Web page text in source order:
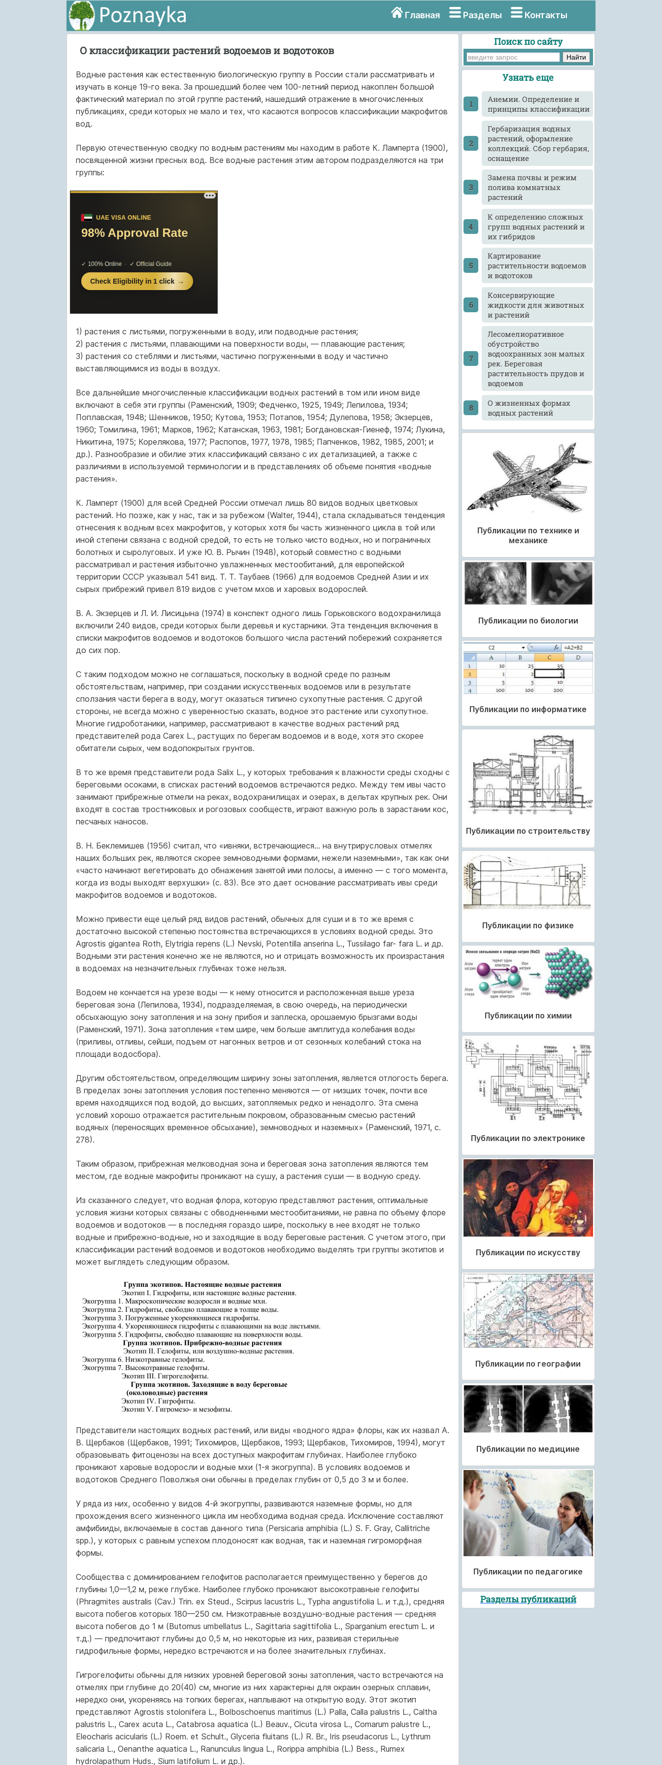
Главная Разделы Контакты
О классификации растений водоемов и водотоков
Водные растения как естественную биологическую группу в России стали рассматривать и
изучать в конце 19-го века. За прошедший более чем 100-летний период накоплен большой
фактический материал по этой группе растений, нашедший отражение в многочисленных
публикациях, среди которых не мало и тех, что касаются вопросов классификации макрофитов
вод.
Первую отечественную сводку по водным растениям мы находим в работе К. Ламперта (1900),
посвященной жизни пресных вод. Все водные растения этим автором подразделяются на три
группы:
1) растения с листьями, погруженными в воду, или подводные растения;
2) растения с листьями, плавающими на поверхности воды, — плавающие растения;
3) растения со стеблями и листьями, частично погруженными в воду и частично
выставляющимися из воды в воздух.
Все дальнейшие многочисленные классификации водных растений в том или ином виде
включают в себя эти группы (Раменский, 1909; Федченко, 1925, 1949; Лепилова, 1934;
Поплавская, 1948; Шенников, 1950; Кутова, 1953; Потапов, 1954; Дулепова, 1958; Экзерцев,
1960; Томилина, 1961; Марков, 1962; Катанская, 1963, 1981; Богдановская-Гиенеф, 1974; Лукина,
Никитина, 1975; Корелякова, 1977; Распопов, 1977, 1978, 1985; Папченков, 1982, 1985, 2001; и
др.). Разнообразие и обилие этих классификаций связано с их детализацией, а также с
различиями в используемой терминологии и в представлениях об объеме понятия «водные
растения».
К. Ламперт (1900) для всей Средней России отмечал лишь 80 видов водных цветковых
растений. Но позже, как у нас, так и за рубежом (Walter, 1944), стала складываться тенденция
отнесения к водным всех макрофитов, у которых хотя бы часть жизненного цикла в той или
иной степени связана с водной средой, то есть не только чисто водных, но и пограничных
болотных и сыролуговых. И уже Ю. В. Рычин (1948), который совместно с водными
рассматривал и растения избыточно увлажненных местообитаний, для европейской
территории СССР указывал 541 вид. Т. Т. Таубаев (1966) для водоемов Средней Азии и их
сырых прибрежий привел 819 видов с учетом мхов и харовых водорослей.
В. А. Экзерцев и Л. И. Лисицына (1974) в конспект одного лишь Горьковского водохранилища
включили 240 видов, среди которых были деревья и кустарники. Эта тенденция включения в
списки макрофитов водоемов и водотоков большого числа растений побережий сохраняется
до сих пор.
С таким подходом можно не соглашаться, поскольку в водной среде по разным
обстоятельствам, например, при создании искусственных водоемов или в результате
сползания части берега в воду, могут оказаться типично сухопутные растения. С другой
стороны, не всегда можно с уверенностью сказать, водное это растение или сухопутное.
Многие гидроботаники, например, рассматривают в качестве водных растений ряд
представителей рода Carex L., растущих по берегам водоемов и в воде, хотя это скорее
обитатели сырых, чем водопокрытых грунтов.
В то же время представители рода Salix L., у которых требования к влажности среды сходны с
береговыми осоками, в списках растений водоемов встречаются редко. Между тем ивы часто
занимают прибрежные отмели на реках, водохранилищах и озерах, в дельтах крупных рек. Они
входят в состав тростниковых и рогозовых сообществ, играют важную роль в зарастании кос,
песчаных наносов.
В. Н. Беклемишев (1956) считал, что «ивняки, встречающиеся... на внутрирусловых отмелях
наших больших рек, являются скорее земноводными формами, нежели наземными», так как они
«часто начинают вегетировать до обнажения занятой ими полосы, а именно — с того момента,
когда из воды выходят верхушки» (с. 83). Все это дает основание рассматривать ивы среди
макрофитов водоемов и водотоков.
Можно привести еще целый ряд видов растений, обычных для суши и в то же время с
достаточно высокой степенью постоянства встречающихся в условиях водной среды. Это
Agrostis gigantea Roth, Elytrigia repens (L.) Nevski, Potentilla anserina L., Tussilago far- fara L. и др.
Водными эти растения конечно же не являются, но и отрицать возможность их произрастания
в водоемах на незначительных глубинах тоже нельзя.
Водоем не кончается на урезе воды — к нему относится и расположенная выше уреза
береговая зона (Лепилова, 1934), подразделяемая, в свою очередь, на периодически
обсыхающую зону затопления и на зону прибоя и заплеска, орошаемую брызгами воды
(Раменский, 1971). Зона затопления «тем шире, чем больше амплитуда колебания воды
(приливы, отливы, сейши, подъем от нагонных ветров и от сезонных колебаний стока на
площади водосбора).
Другим обстоятельством, определяющим ширину зоны затопления, является отлогость берега.
В пределах зоны затопления условия постепенно меняются — от низших точек, почти все
время находящихся под водой, до высших, затопляемых редко и ненадолго. Эта смена
условий хорошо отражается растительным покровом, образованным смесью растений
водяных (переносящих временное обсыхание), земноводных и наземных» (Раменский, 1971, с.
278).
Таким образом, прибрежная мелководная зона и береговая зона затопления являются тем
местом, где водные макрофиты проникают на сушу, а растения суши — в водную среду.
Из сказанного следует, что водная флора, которую представляют растения, оптимальные
условия жизни которых связаны с обводненными местообитаниями, не равна по объему флоре
водоемов и водотоков — в последняя гораздо шире, поскольку в нее входят не только
водные и прибрежно-водные, но и заходящие в воду береговые растения. С учетом этого, при
классификации растений водоемов и водотоков необходимо выделять три группы экотипов и
может выглядеть следующим образом.
Представители настоящих водных растений, или виды «водного ядра» флоры, как их назвал А.
В. Щербаков (Щербаков, 1991; Тихомиров, Щербаков, 1993; Щербаков, Тихомиров, 1994), могут
образовывать фитоценозы на всех доступных макрофитам глубинах. Наиболее глубоко
проникают харовые водоросли и водные мхи (1-я экогруппа). В условиях водоемов и
водотоков Среднего Поволжья они обычны в пределах глубин от 0,5 до 3 м и более.
У ряда из них, особенно у видов 4-й экогруппы, развиваются наземные формы, но для
прохождения всего жизненного цикла им необходима водная среда. Исключение составляют
амфибииды, включаемые в состав данного типа (Persicaria amphibia (L.) S. F. Gray, Callitriche
spp.), у которых с равным успехом плодоносят как водная, так и наземная гигроморфная
формы.
Сообщества с доминированием гелофитов располагается преимущественно у берегов до
глубины 1,0—1,2 м, реже глубже. Наиболее глубоко проникают высокотравные гелофиты
(Phragmites australis (Cav.) Trin. ex Steud., Scirpus lacustris L., Typha angustifolia L. и т.д.), средняя
высота побегов которых 180—250 см. Низкотравные воздушно-водные растения — средняя
высота побегов до 1 м (Butomus umbellatus L., Sagittaria sagittifolia L., Sparganium erectum L. и
т.д.) — предпочитают глубины до 0,5 м, но некоторые из них, развивая стерильные
гидрофильные формы, нередко встречаются и на более значительных глубинах.
Гигрогелофиты обычны для низких уровней береговой зоны затопления, часто встречаются на
отмелях при глубине до 20(40) см, многие из них характерны для окраин озерных сплавин,
нередко они, укореняясь на топких берегах, наплывают на открытую воду. Этот экотип
представляют Agrostis stolonifera L., Bolboschoenus maritimus (L.) Palla, Calla palustris L., Caltha
palustris L., Carex acuta L., Catabrosa aquatica (L.) Beauv., Cicuta virosa L., Comarum palustre L.,
Eleocharis acicularis (L.) Roem. et Schult., Glyceria fluitans (L.) R. Br., Iris pseudacorus L., Lythrum
salicaria L., Oenanthe aquatica L., Ranunculus lingua L., Rorippa amphibia (L.) Bess., Rumex
hydrolapathum Huds., Sium latifolium L. и др.).
Поиск по сайту
Узнать еще
Анемии. Определение и
принципы классификации
Гербаризация водных
растений, оформление
коллекций. Сбор гербария,
оснащение
Замена почвы и режим
полива комнатных
растений
К определению сложных
групп водных растений и
их гибридов
Картирование
растительности водоемов
и водотоков
Консервирующие
жидкости для животных
и растений
Лесомелиоративное
обустройство
водоохранных зон малых
рек. Береговая
растительность прудов и
водоемов
О жизненных формах
водных растений
Публикации по технике и
механике
Публикации по биологии
Публикации по информатике
Публикации по строительству
Публикации по физике
Публикации по химии
Публикации по электронике
Публикации по искусству
Публикации по географии
Публикации по медицине
Публикации по педагогике
Разделы публикаций